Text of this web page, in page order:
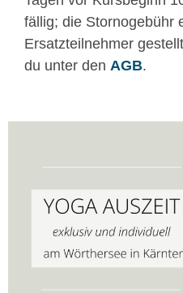
fällig; die Stornogebühr
Ersatzteilnehmer
du unter den AGB.